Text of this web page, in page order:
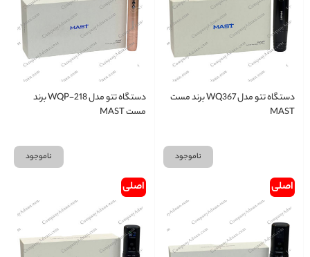
دستگاه تتو مدل WQ367 برند مست
MAST
ناموجود
دستگاه تتو مدل WQP-218 برند
مست MAST
ناموجود
اصلی اصلی